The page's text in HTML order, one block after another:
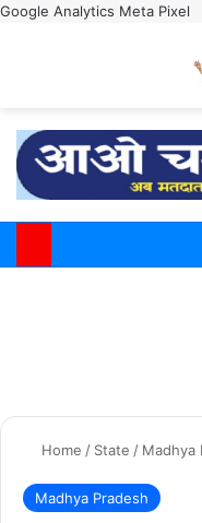
Google Analytics Meta Pixel
Home / State / Madhya
Madhya Pradesh